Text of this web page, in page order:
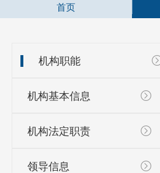
首页
机构职能
机构基本信息
机构法定职责
领导信息